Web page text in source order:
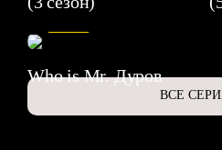
Who is Mr. Дуров
ВСЕ